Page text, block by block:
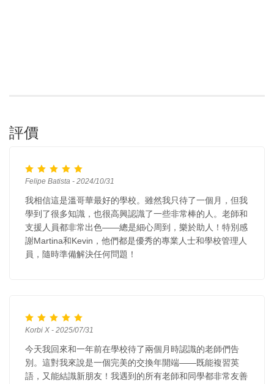
評價
Felipe Batista - 2024/10/31
我相信這是溫哥華最好的學校。雖然我只待了一個月，但我
學到了很多知識，也很高興認識了一些非常棒的人。老師和
支援人員都非常出色——總是細心周到，樂於助人！特別感
謝Martina和Kevin，他們都是優秀的專業人士和學校管理人
員，隨時準備解決任何問題！
Korbi X - 2025/07/31
今天我回來和一年前在學校待了兩個月時認識的老師們告
別。這對我來說是一個完美的交換年開端——既能複習英
語，又能結識新朋友！我遇到的所有老師和同學都非常友善